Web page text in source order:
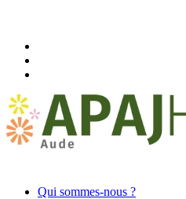
Qui sommes-nous ?